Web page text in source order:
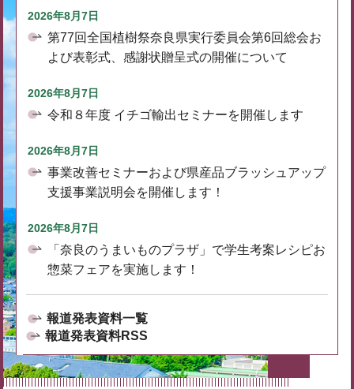
2026年8月7日
第77回全国植樹祭奈良県実行委員会第6回総会お
よび表彰式、感謝状贈呈式の開催について
2026年8月7日
令和８年度 イチゴ輸出セミナーを開催します
2026年8月7日
事業改善セミナーおよび県産品ブラッシュアップ
支援事業説明会を開催します！
2026年8月7日
「奈良のうまいものプラザ」で学生考案レシピお
惣菜フェアを実施します！
報道発表資料一覧
報道発表資料RSS